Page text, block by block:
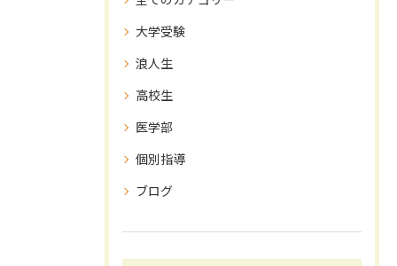
大学受験
浪人生
高校生
医学部
個別指導
ブログ